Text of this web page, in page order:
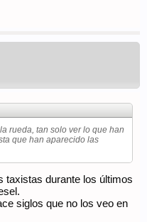
rueda, tan solo ver lo que han
que han aparecido las
taxistas durante los últimos
siglos que no los veo en